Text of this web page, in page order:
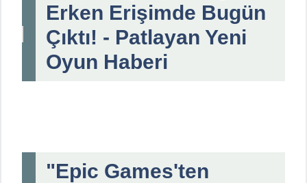
Erken Erişimde Bugün
Çıktı! - Patlayan Yeni
Oyun Haberi
"Epic Games'ten